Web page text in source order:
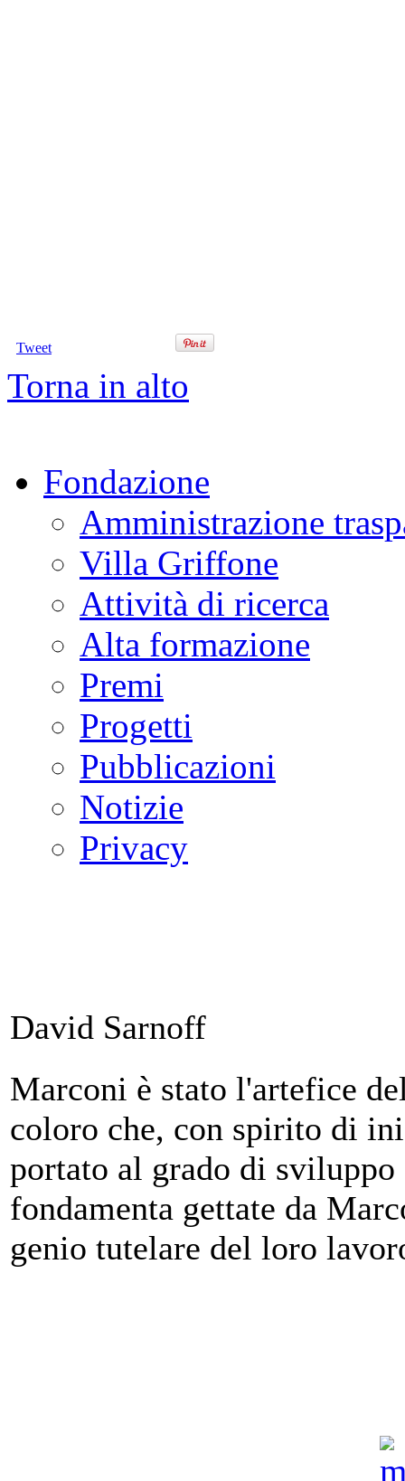
Tweet
Torna in alto
Fondazione
Amministrazione
Villa Griffone
Attività di ricerca
Alta formazione
Premi
Progetti
Pubblicazioni
Notizie
Privacy
David Sarnoff
Marconi è stato l'artefice
coloro che, con spirito di
portato al grado di
fondamenta gettate da
genio tutelare del loro